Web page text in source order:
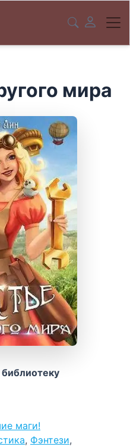
мира
маги!
, Фэнтези,